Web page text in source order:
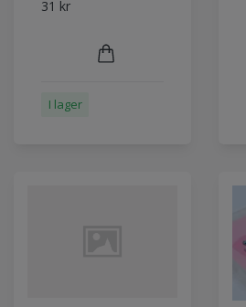
31 kr
I lager